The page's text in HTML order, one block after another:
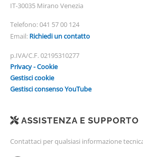
IT-30035 Mirano Venezia
Telefono:041 57 00 124
Email: Richiedi un contatto
p.IVA/C.F. 02195310277
Privacy - Cookie
Gestisci cookie
Gestisci consenso YouTube
ASSISTENZA E SUPPORTO
Contattaci per qualsiasi informazione